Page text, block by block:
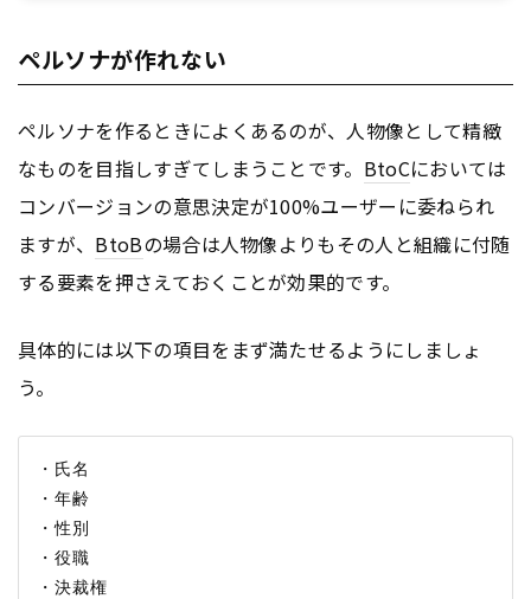
ペルソナが作れない
ペルソナを作るときによくあるのが、人物像として精緻
なものを目指しすぎてしまうことです。 BtoCにおいては
コンバージョンの意思決定が100%ユーザーに委ねられ
ますが、 BtoBの場合は人物像よりもその人と組織に付随
する要素を押さえておくことが効果的です。
具体的には以下の項目をまず満たせるようにしましょ
う。
・氏名
・年齢
・性別
・役職
・決裁権